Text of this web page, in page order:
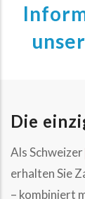
Die
Als Schweizer
erhalten Sie
– kombiniert